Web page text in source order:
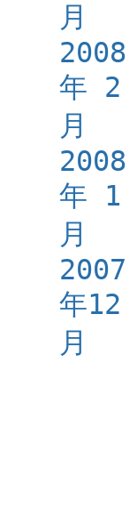
月
2008
年 2
月
2008
年 1
月
2007
年12
月